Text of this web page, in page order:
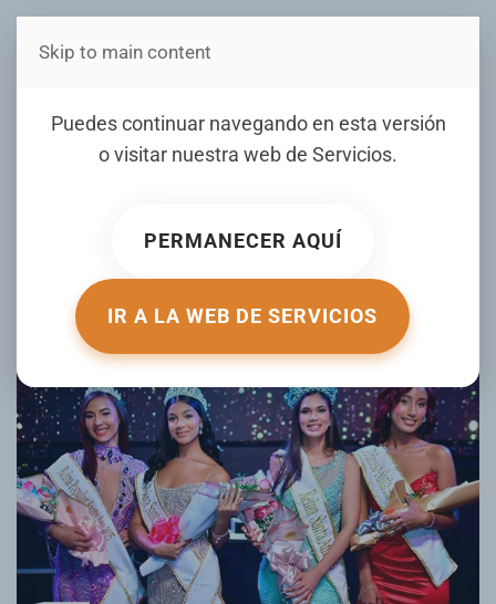
Estás en Telenord Medios
Puedes continuar navegando en esta versión
o visitar nuestra web de Servicios.
PERMANECER AQUÍ
IR A LA WEB DE SERVICIOS
Skip to main content
La señorita Yarileidy Reyes
fue coronada como la
ESCRITO POR DAVID DIAZ EL
. PUBLICADO EN
GALERIA